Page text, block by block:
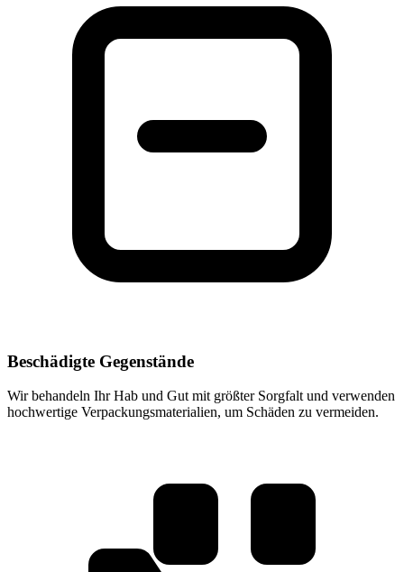
Beschädigte Gegenstände
Wir behandeln Ihr Hab und Gut mit größter Sorgfalt und verwenden
hochwertige Verpackungsmaterialien, um Schäden zu vermeiden.